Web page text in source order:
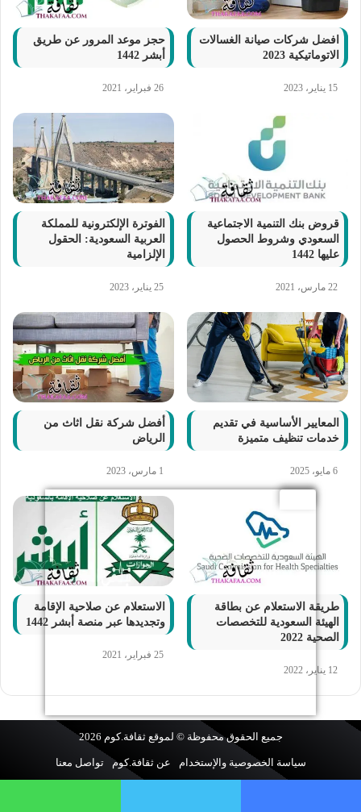
افضل شركات صيانة الغسالات
الاتوماتيكية 2023
15 يناير، 2023
حجز موعد المرور عن طريق
أبشر 1442
26 فبراير، 2021
قروض بنك التنمية الاجتماعية
السعودي وشروط الحصول
عليها 1442
22 مارس، 2021
الفوترة الإلكترونية للمملكة
العربية السعودية: الحقول
الإلزامية
25 يناير، 2023
المعايير الأساسية في تقديم
خدمات تنظيف متميزة
6 مايو، 2025
أفضل شركة نقل اثاث من
الرياض
1 مارس، 2023
طريقة الاستعلام عن بطاقة
الهيئة السعودية للتخصصات
الصحية 2022
12 يناير، 2022
الاستعلام عن صلاحية الإقامة
وتجديدها عبر منصة أبشر 1442
25 فبراير، 2021
جميع الحقوق محفوظة © لموقعثقافة.كوم
سياسة الخصوصية والإستخدام عن ثقافة.كوم تواصل معنا